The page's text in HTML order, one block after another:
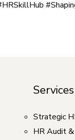
Services
Strategic
HR Audit